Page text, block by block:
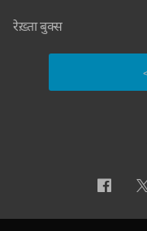
रेख़्ता बुक्स